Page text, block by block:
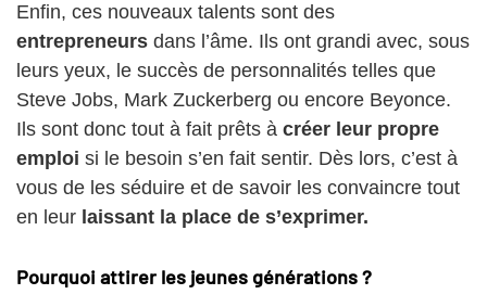
Enfin, ces nouveaux talents sont des
entrepreneurs dans l’âme. Ils ont grandi avec, sous
leurs yeux, le succès de personnalités telles que
Steve Jobs, Mark Zuckerberg ou encore Beyonce.
Ils sont donc tout à fait prêts à créer leur propre
emploi si le besoin s’en fait sentir. Dès lors, c’est à
vous de les séduire et de savoir les convaincre tout
en leur laissant la place de s’exprimer.
Pourquoi attirer les jeunes générations ?